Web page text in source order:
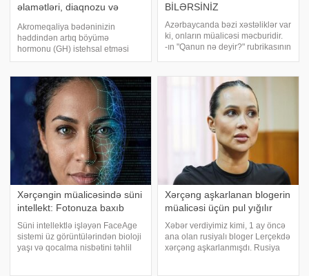
əlamətləri, diaqnozu və
Akromeqaliya bədəninizin
həddindən artıq böyümə
hormonu (GH) istehsal etməsi
nəticəsində yaranan bir endokrin
artıqlığı qaraciyərdən ifraz olunan
"insulin bənzəri böyümə faktoru
1" (IGF-1
BİLƏRSİNİZ
Azərbaycanda bəzi xəstəliklər var
ki, onların müalicəsi məcburidir.
-ın "Qanun nə deyir?" rubrikasının
bağlıdır. Hansı xəstəliklərin
müalicəsi zəruridir?. İnzibat
Xərçəngin müalicəsində süni
intellekt: Fotonuza baxıb
Süni intellektlə işləyən FaceAge
sistemi üz görüntülərindən bioloji
yaşı və qocalma nisbətini təhlil
Xərçəng aşkarlanan blogerin
müalicəsi üçün pul yığılır
Xəbər verdiyimiz kimi, 1 ay öncə
ana olan rusiyalı bloger Lerçekdə
xərçəng aşkarlanmışdı. Rusiya